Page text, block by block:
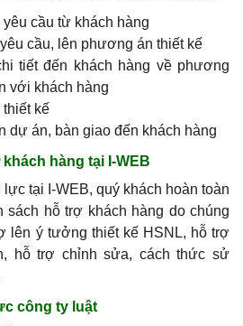
cầu từ khách hàng
cầu, lên phương án thiết kế
tiết đến khách hàng về phương
với khách hàng
kế
dự án, bàn giao đến khách hàng
hàng tại I-WEB
tại I-WEB, quý khách hoàn toàn
sách hỗ trợ khách hàng do chúng
lên ý tưởng thiết kế HSNL, hỗ trợ
hỗ trợ chỉnh sửa, cách thức sử
công ty luật